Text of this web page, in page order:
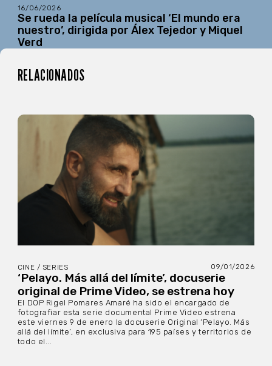
16/06/2026
Se rueda la película musical ‘El mundo era
nuestro’, dirigida por Álex Tejedor y Miquel
Verd
RELACIONADOS
CINE / SERIES 09/01/2026
‘Pelayo. Más allá del límite’, docuserie
original de Prime Video, se estrena hoy
El DOP Rigel Pomares Amaré ha sido el encargado de
fotografiar esta serie documental Prime Video estrena
este viernes 9 de enero la docuserie Original ‘Pelayo. Más
allá del límite’, en exclusiva para 195 países y territorios de
todo el...